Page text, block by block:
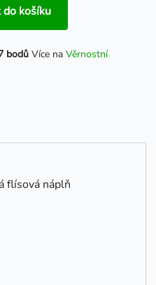
do košíku
bodů Více na Věrnostní
flísová náplň